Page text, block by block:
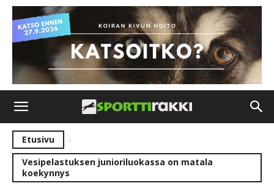
Etusivu
Vesipelastuksen junioriluokassa on matala
koekynnys